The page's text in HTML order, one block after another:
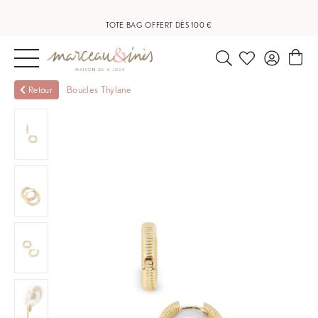
TOTE BAG OFFERT DÈS 100 €
NOUVEAUTÉS
OUTLET
BLOG
NOS
FAQ
Retour Boucles Thylane